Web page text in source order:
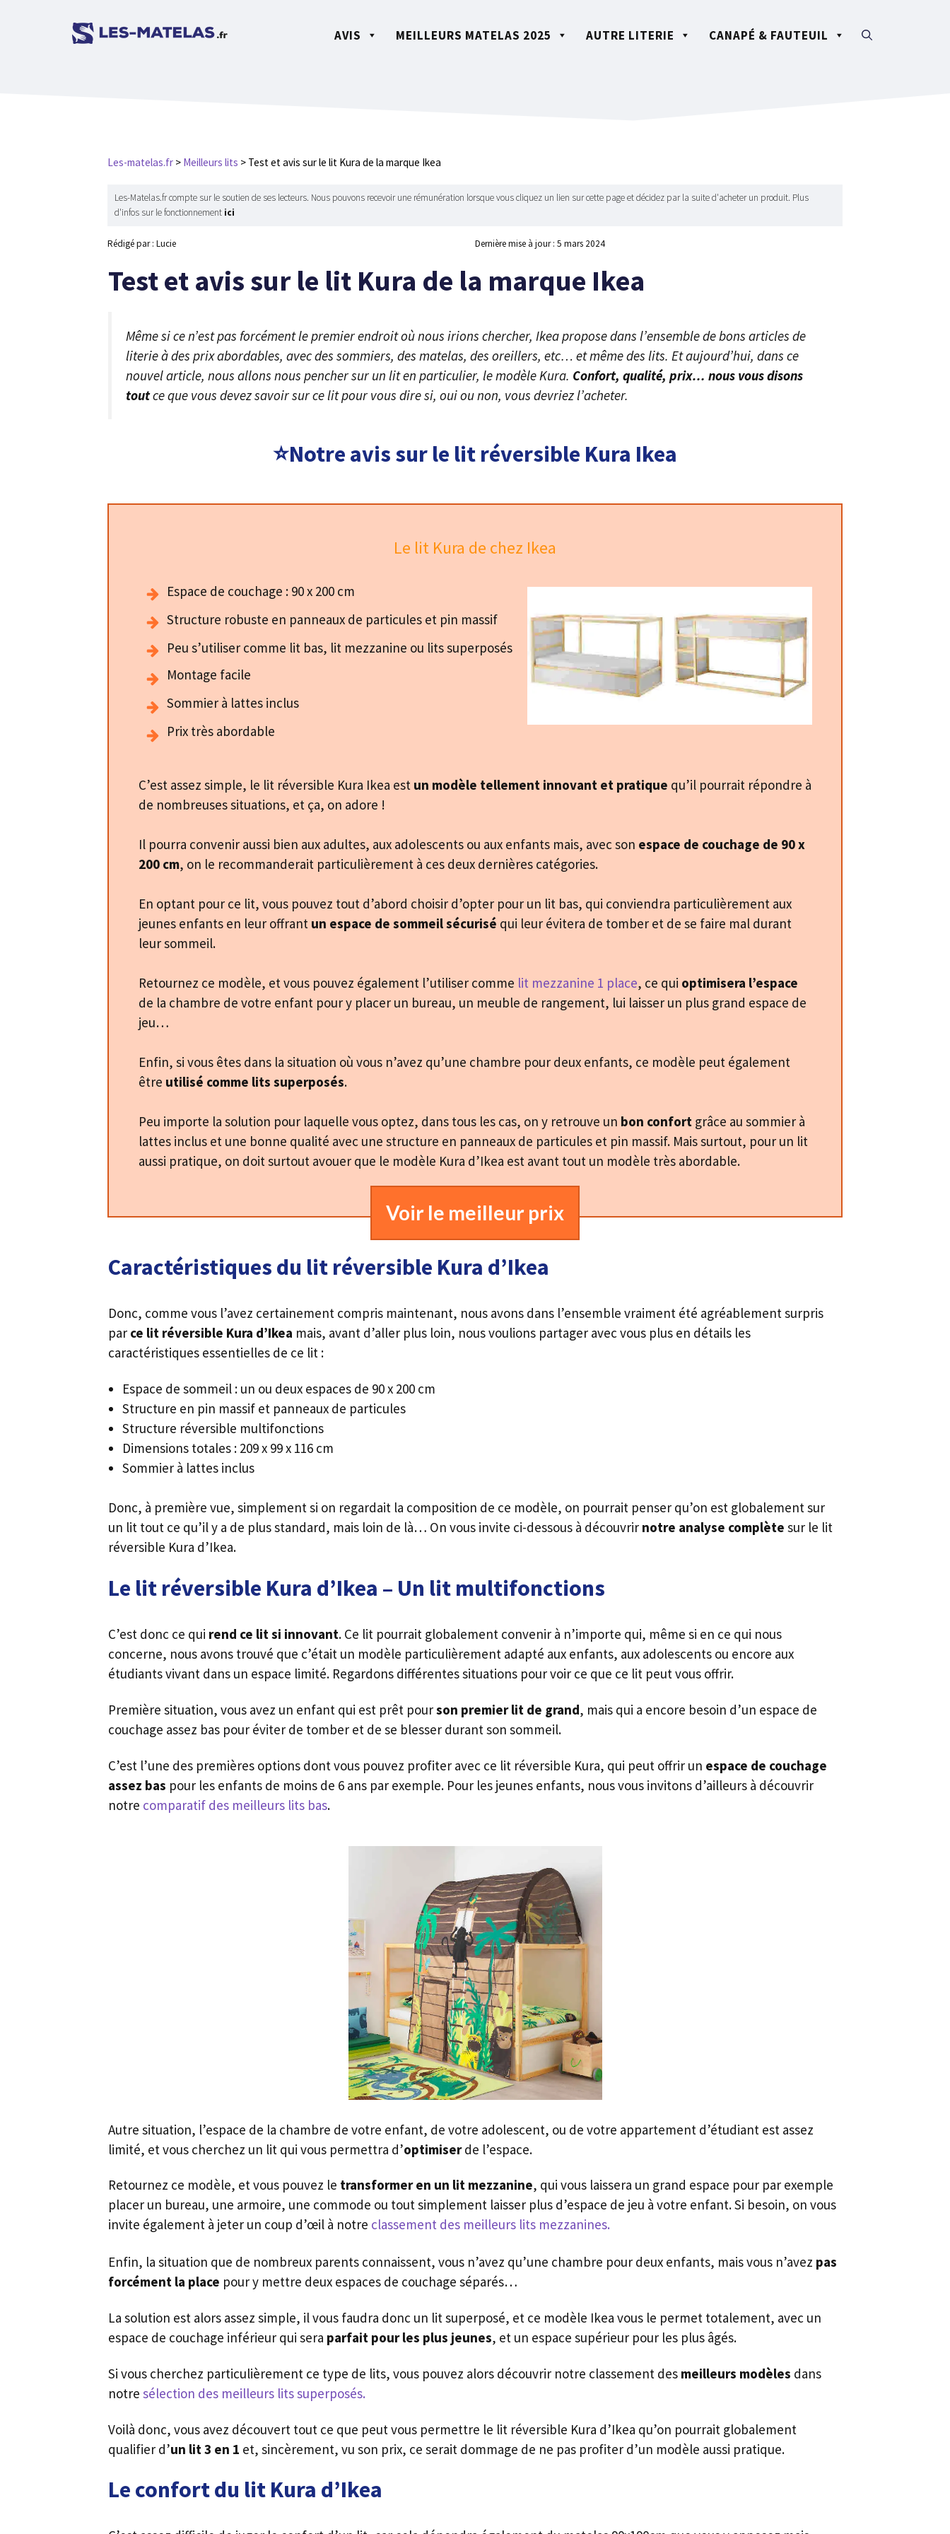
AVIS MEILLEURS MATELAS 2025 AUTRE LITERIE CANAPÉ & FAUTEUIL
Les-matelas.fr > Meilleurs lits > Test et avis sur le lit Kura de la marque Ikea
Les-Matelas.fr compte sur le soutien de ses lecteurs. Nous pouvons recevoir une rémunération lorsque vous cliquez un lien sur cette page et décidez par la suite d'acheter un produit. Plus
d'infos sur le fonctionnement ici
Rédigé par : Lucie Dernière mise à jour : 5 mars 2024
​Test et avis sur le lit Kura de la marque Ikea
Même si ce n’est pas forcément le premier endroit où nous irions chercher, Ikea propose dans l’ensemble de bons articles de
literie à des prix abordables, avec des sommiers, des matelas, des oreillers, etc… et même des lits. Et aujourd’hui, dans ce
nouvel article, nous allons nous pencher sur un lit en particulier, le modèle Kura. Confort, qualité, prix… nous vous ​disons
toutce que vous devez savoir sur ce lit pour vous dire si, oui ou non, vous devriez l’acheter.
⭐Notre avis sur le lit réversible Kura Ikea
Le lit Kura de chez Ikea​
​Espace de couchage : 90 x 200 cm
​Structure robuste en panneaux de particules et pin massif
​Peu s’utiliser comme lit bas, lit mezzanine ou lits superposés
​Montage facile
​Sommier à lattes inclus
​Prix très abordable
C’est assez simple, le lit réversible Kura Ikea est un modèle tellement innovant et pratique qu’il pourrait répondre à
de nombreuses situations, et ça, on adore !
Il pourra convenir aussi bien aux adultes, aux adolescents ou aux enfants mais, avec son espace de couchage de 90 x
200 cm, on le recommanderait particulièrement à ces deux dernières catégories.
En optant pour ce lit, vous pouvez tout d’abord choisir d’opter pour un lit bas, qui conviendra particulièrement aux
jeunes enfants en leur offrant un espace de sommeil sécurisé qui leur évitera de tomber et de se faire mal durant
leur sommeil.
Retournez ce modèle, et vous pouvez également l’utiliser comme lit mezzanine 1 place, ce qui optimisera l’espace
de la chambre de votre enfant pour y placer un bureau, un meuble de rangement, lui laisser un plus grand espace de
jeu…
Enfin, si vous êtes dans la situation où vous n’avez qu’une chambre pour deux enfants, ce modèle peut également
être utilisé comme lits superposés.
Peu importe la solution pour laquelle vous optez, dans tous les cas, on y retrouve un bon confort grâce au sommier à
lattes inclus et une bonne qualité avec une structure en panneaux de particules et pin massif. Mais surtout, pour un lit
aussi pratique, on doit surtout avouer que le modèle Kura d’Ikea est avant tout un modèle très abordable.
Voir le meilleur prix
Caractéristiques du lit réversible Kura d’Ikea
Donc, comme vous l’avez certainement compris maintenant, nous avons dans l’ensemble vraiment été agréablement surpris
par ce lit réversible Kura d’Ikea mais, avant d’aller plus loin, nous voulions partager avec vous plus en détails les
caractéristiques essentielles de ce lit :
Espace de sommeil : un ou deux espaces de 90 x 200 cm
Structure en pin massif et panneaux de particules
Structure réversible multifonctions
Dimensions totales : 209 x 99 x 116 cm
Sommier à lattes inclus
Donc, à première vue, simplement si on regardait la composition de ce modèle, on pourrait penser qu’on est globalement sur
un lit tout ce qu’il y a de plus standard, mais loin de là… On vous invite ci-dessous à découvrir notre analyse complète sur le lit
réversible Kura d’Ikea.
Le lit réversible Kura d’Ikea – Un lit multifonctions
C’est donc ce qui rend ce lit si innovant. Ce lit pourrait globalement convenir à n’importe qui, même si en ce qui nous
concerne, nous avons trouvé que c’était un modèle particulièrement adapté aux enfants, aux adolescents ou encore aux
étudiants vivant dans un espace limité. Regardons différentes situations pour voir ce que ce lit peut vous offrir.
Première situation, vous avez un enfant qui est prêt pourson premier lit de grand, mais qui a encore besoin d’un espace de
couchage assez bas pour éviter de tomber et de se blesser durant son sommeil.
C’est l’une des premières options dont vous pouvez profiter avec ce lit réversible Kura, qui peut offrir un espace de couchage
assez bas pour les enfants de moins de 6 ans par exemple. Pour les jeunes enfants, nous vous invitons d’ailleurs à découvrir
notre comparatif des meilleurs lits bas.
Autre situation, l’espace de la chambre de votre enfant, de votre adolescent, ou de votre appartement d’étudiant est assez
limité, et vous cherchez un lit qui vous permettra d’optimiserde l’espace.
Retournez ce modèle, et vous pouvez le transformer en un lit mezzanine, qui vous laissera un grand espace pour par exemple
placer un bureau, une armoire, une commode ou tout simplement laisser plus d’espace de jeu à votre enfant. Si besoin, on vous
invite également à jeter un coup d’œil à notre classement des meilleurs lits mezzanines.
Enfin, la situation que de nombreux parents connaissent, vous n’avez qu’une chambre pour deux enfants, mais vous n’avez pas
forcément la place pour y mettre deux espaces de couchage séparés…
La solution est alors assez simple, il vous faudra donc un lit superposé, et ce modèle Ikea vous le permet totalement, avec un
espace de couchage inférieur qui sera parfait pour les plus jeunes, et un espace supérieur pour les plus âgés.
Si vous cherchez particulièrement ce type de lits, vous pouvez alors découvrir notre classement des meilleurs modèles dans
notre sélection des meilleurs lits superposés.
Voilà donc, vous avez découvert tout ce que peut vous permettre le lit réversible Kura d’Ikea qu’on pourrait globalement
qualifier d’un lit 3 en 1 et, sincèrement, vu son prix, ce serait dommage de ne pas profiter d’un modèle aussi pratique.
Le confort du lit Kura d’Ikea